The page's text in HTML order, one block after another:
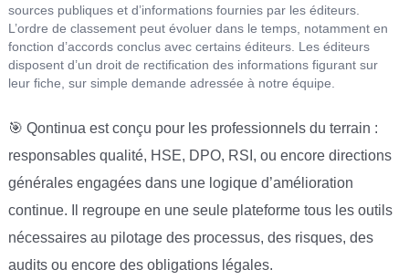
sources publiques et d’informations fournies par les éditeurs.
L’ordre de classement peut évoluer dans le temps, notamment en
fonction d’accords conclus avec certains éditeurs. Les éditeurs
disposent d’un droit de rectification des informations figurant sur
leur fiche, sur simple demande adressée à notre équipe.
🎯 Qontinua est conçu pour les professionnels du terrain :
responsables qualité, HSE, DPO, RSI, ou encore directions
générales engagées dans une logique d’amélioration
continue. Il regroupe en une seule plateforme tous les outils
nécessaires au pilotage des processus, des risques, des
audits ou encore des obligations légales.